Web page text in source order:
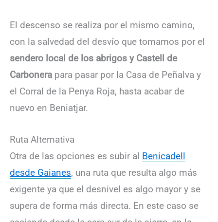
El descenso se realiza por el mismo camino,
con la salvedad del desvío que tomamos por el
sendero local de los abrigos y Castell de
Carbonera para pasar por la Casa de Peñalva y
el Corral de la Penya Roja, hasta acabar de
nuevo en Beniatjar.
Ruta Alternativa
Otra de las opciones es subir al Benicadell
desde Gaianes, una ruta que resulta algo más
exigente ya que el desnivel es algo mayor y se
supera de forma más directa. En este caso se